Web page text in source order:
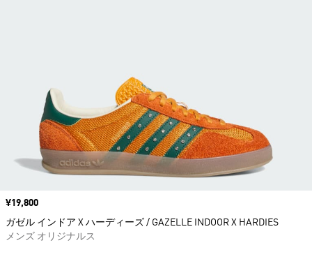
価格
¥19,800
ガゼル インドア X ハーディーズ / GAZELLE INDOOR X HARDIES
メンズ オリジナルス